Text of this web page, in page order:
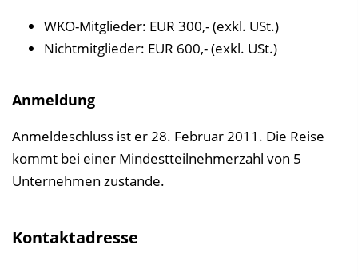
WKO-Mitglieder: EUR 300,- (exkl. USt.)
Nichtmitglieder: EUR 600,- (exkl. USt.)
Anmeldung
Anmeldeschluss ist er 28. Februar 2011. Die Reise
kommt bei einer Mindestteilnehmerzahl von 5
Unternehmen zustande.
Kontaktadresse